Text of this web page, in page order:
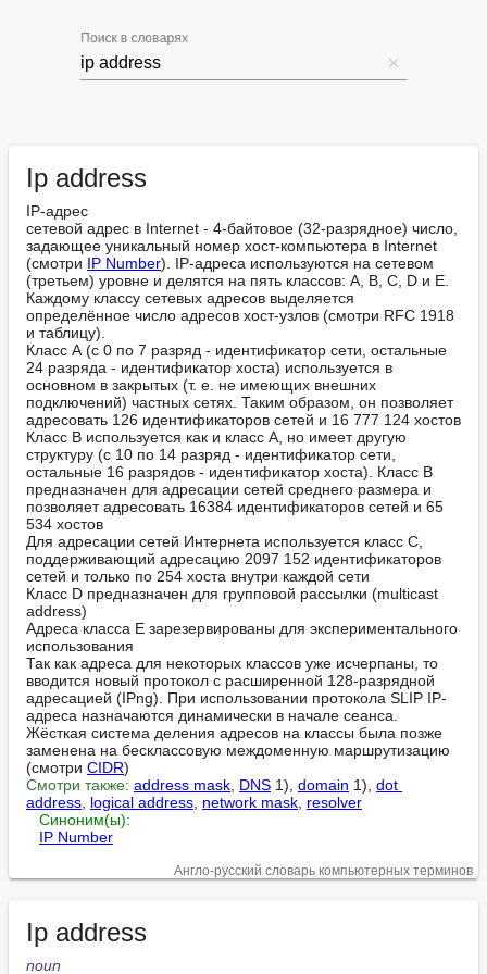
Поиск в словарях
Ip address
IP-адрес
сетевой адрес в Internet - 4-байтовое (32-разрядное) число,
задающее уникальный номер хост-компьютера в Internet
(смотри IP Number). IP-адреса используются на сетевом
(третьем) уровне и делятся на пять классов: A, B, C, D и E.
Каждому классу сетевых адресов выделяется
определённое число адресов хост-узлов (смотри RFC 1918
и таблицу).
Класс А (с 0 по 7 разряд - идентификатор сети, остальные
24 разряда - идентификатор хоста) используется в
основном в закрытых (т. е. не имеющих внешних
подключений) частных сетях. Таким образом, он позволяет
адресовать 126 идентификаторов сетей и 16 777 124 хостов
Класс B используется как и класс А, но имеет другую
структуру (с 10 по 14 разряд - идентификатор сети,
остальные 16 разрядов - идентификатор хоста). Класс B
предназначен для адресации сетей среднего размера и
позволяет адресовать 16384 идентификаторов сетей и 65
534 хостов
Для адресации сетей Интернета используется класс C,
поддерживающий адресацию 2097 152 идентификаторов
сетей и только по 254 хоста внутри каждой сети
Класс D предназначен для групповой рассылки (multicast
address)
Адреса класса Е зарезервированы для экспериментального
использования
Так как адреса для некоторых классов уже исчерпаны, то
вводится новый протокол с расширенной 128-разрядной
адресацией (IPng). При использовании протокола SLIP IP-
адреса назначаются динамически в начале сеанса.
Жёсткая система деления адресов на классы была позже
заменена на бесклассовую междоменную маршрутизацию
(смотри CIDR
Смотри также: address mask DNS 1), domain 1), dot
address logical address network mask resolver
Синоним(ы):
IP Number
Англо-русский словарь компьютерных терминов
Ip address
noun